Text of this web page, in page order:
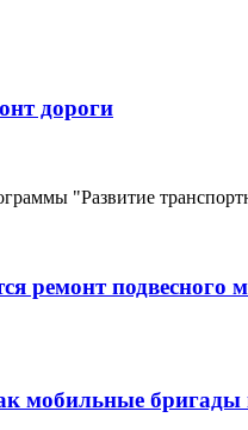
дороги
"Развитие
ремонт подвесного
мобильные